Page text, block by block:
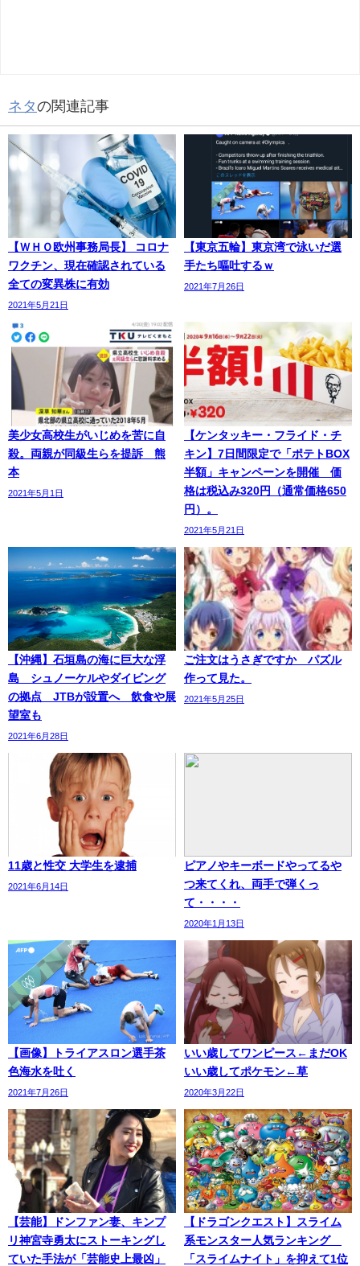
ネタの関連記事
【ＷＨＯ欧州事務局長】 コロナ
ワクチン、現在確認されている
全ての変異株に有効
2021年5月21日
【東京五輪】東京湾で泳いだ選
手たち嘔吐するｗ
2021年7月26日
美少女高校生がいじめを苦に自
殺。両親が同級生らを提訴 熊
本
2021年5月1日
【ケンタッキー・フライド・チ
キン】7日間限定で「ポテトBOX
半額」キャンペーンを開催 価
格は税込み320円（通常価格650
円）。
2021年5月21日
【沖縄】石垣島の海に巨大な浮
島 シュノーケルやダイビング
の拠点 JTBが設置へ 飲食や展
望室も
2021年6月28日
ご注文はうさぎですか パズル
作って見た。
2021年5月25日
11歳と性交 大学生を逮捕
2021年6月14日
ピアノやキーボードやってるや
つ来てくれ、両手で弾くっ
て・・・・
2020年1月13日
【画像】トライアスロン選手茶
色海水を吐く
2021年7月26日
いい歳してワンピース←まだOK
いい歳してポケモン←草
2020年3月22日
【芸能】ドンファン妻、キンプ
リ神宮寺勇太にストーキングし
ていた手法が「芸能史上最凶」
【ドラゴンクエスト】スライム
系モンスター人気ランキング
「スライムナイト」を抑えて1位